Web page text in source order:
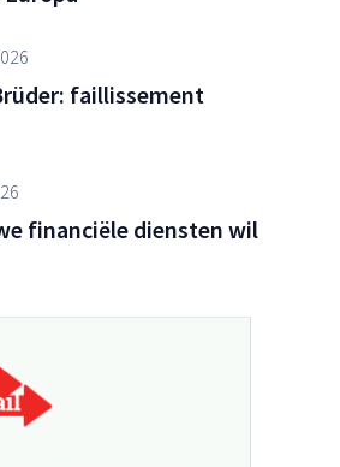
faillissement
financiële diensten wil